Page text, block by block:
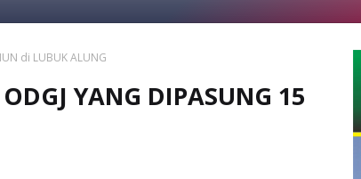
SELAMAT DATANG
di LUBUK ALUNG
YANG DIPASUNG 15